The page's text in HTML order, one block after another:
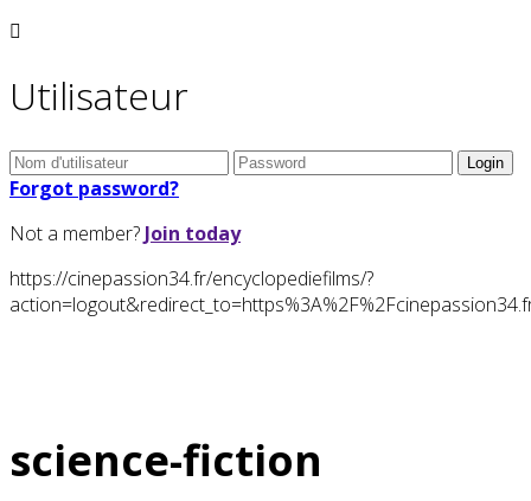
Utilisateur
Forgot password?
Not a member? Join today
https://cinepassion34.fr/encyclopediefilms/?
science-fiction